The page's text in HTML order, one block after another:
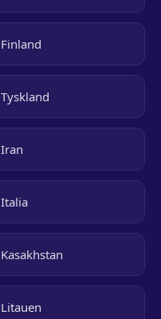
Finland
Tyskland
Iran
Italia
Kasakhstan
Litauen